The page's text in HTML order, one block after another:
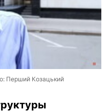
Перший Козацький